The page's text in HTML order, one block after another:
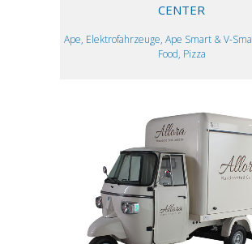
CENTER
Ape, Elektrofahrzeuge, Ape Smart & V-
Food, Pizza